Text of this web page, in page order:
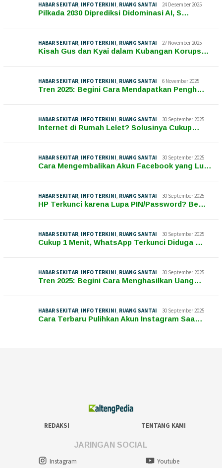
HABAR SEKITAR INFO TERKINI RUANG SANTAI 24 Desember 2025
Pilkada 2030 Diprediksi Didominasi AI, S…
HABAR SEKITAR INFO TERKINI RUANG SANTAI 27 November 2025
Kisah Gus dan Kyai dalam Kubangan Korups…
HABAR SEKITAR INFO TERKINI RUANG SANTAI 6 November 2025
Tren 2025: Begini Cara Mendapatkan Pengh…
HABAR SEKITAR INFO TERKINI RUANG SANTAI 30 September 2025
Internet di Rumah Lelet? Solusinya Cukup…
HABAR SEKITAR INFO TERKINI RUANG SANTAI 30 September 2025
Cara Mengembalikan Akun Facebook yang Lu…
HABAR SEKITAR INFO TERKINI RUANG SANTAI 30 September 2025
HP Terkunci karena Lupa PIN/Password? Be…
HABAR SEKITAR INFO TERKINI RUANG SANTAI 30 September 2025
Cukup 1 Menit, WhatsApp Terkunci Diduga …
HABAR SEKITAR INFO TERKINI RUANG SANTAI 30 September 2025
Tren 2025: Begini Cara Menghasilkan Uang…
HABAR SEKITAR INFO TERKINI RUANG SANTAI 30 September 2025
Cara Terbaru Pulihkan Akun Instagram Saa…
REDAKSI TENTANG KAMI
JARINGAN SOCIAL
Instagram
Youtube